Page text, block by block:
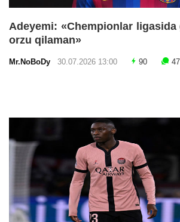
Adeyemi: «Chempionlar ligasida
orzu qilaman»
Mr.NoBoDy 30.07.2026 13:00 90 47